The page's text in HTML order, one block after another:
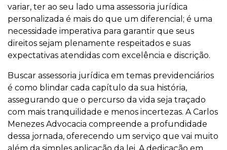
variar, ter ao seu lado uma assessoria jurídica
personalizada é mais do que um diferencial; é uma
necessidade imperativa para garantir que seus
direitos sejam plenamente respeitados e suas
expectativas atendidas com excelência e discrição.
Buscar assessoria jurídica em temas previdenciários
é como blindar cada capítulo da sua história,
assegurando que o percurso da vida seja traçado
com mais tranquilidade e menos incertezas. A Carlos
Menezes Advocacia compreende a profundidade
dessa jornada, oferecendo um serviço que vai muito